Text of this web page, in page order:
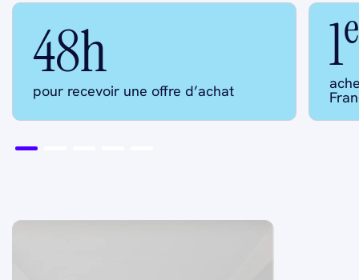
48h
pour recevoir une offre d’achat
1